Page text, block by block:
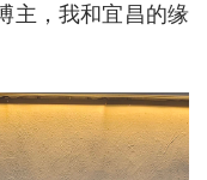
主，我和宜昌的缘